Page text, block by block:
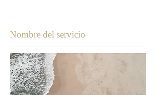
Nombre del servicio